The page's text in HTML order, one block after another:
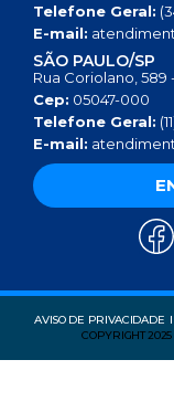
Telefone Geral:
E-mail:
SÃO PAULO/SP
Rua Coriolano, 589
Cep: 05047-000
Telefone Geral:
E-mail:
AVISO DE PRIVACIDADE
COPYRIGHT